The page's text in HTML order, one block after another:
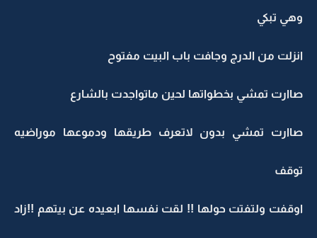
وهي تبكي
انزلت من الدرج وجافت باب البيت مفتوح
صاارت تمشي بخطواتها لحين ماتواجدت بالشارع
صاارت تمشي بدون لاتعرف طريقها ودموعها موراضيه
توقف
اوقفت ولتفتت حولها !! لقت نفسها ابعيده عن بيتهم !!زاد